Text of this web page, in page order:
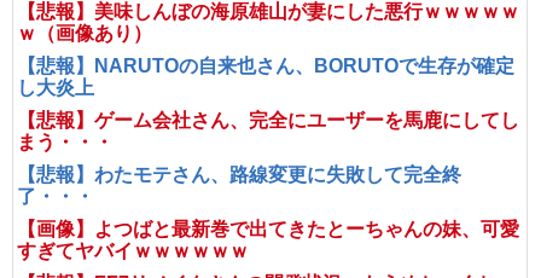
【悲報】美味しんぼの海原雄山が妻にした悪行ｗｗｗｗｗ
ｗ（画像あり）
【悲報】NARUTOの自来也さん、BORUTOで生存が確定
し大炎上
【悲報】ゲーム会社さん、完全にユーザーを馬鹿にしてし
まう・・・
【悲報】わたモテさん、路線変更に失敗して完全終
了・・・
【画像】よつばと最新巻で出てきたとーちゃんの妹、可愛
すぎてヤバイｗｗｗｗｗｗ